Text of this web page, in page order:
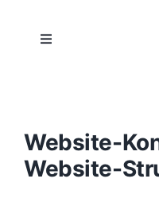
Toggle
Konzept
Website-
Website-